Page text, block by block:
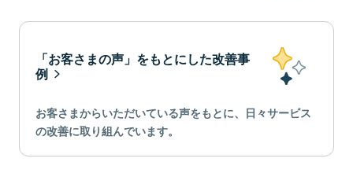
「お客さまの声」をもとにした改善事
例
お客さまからいただいている声をもとに、日々サービス
の改善に取り組んでいます。